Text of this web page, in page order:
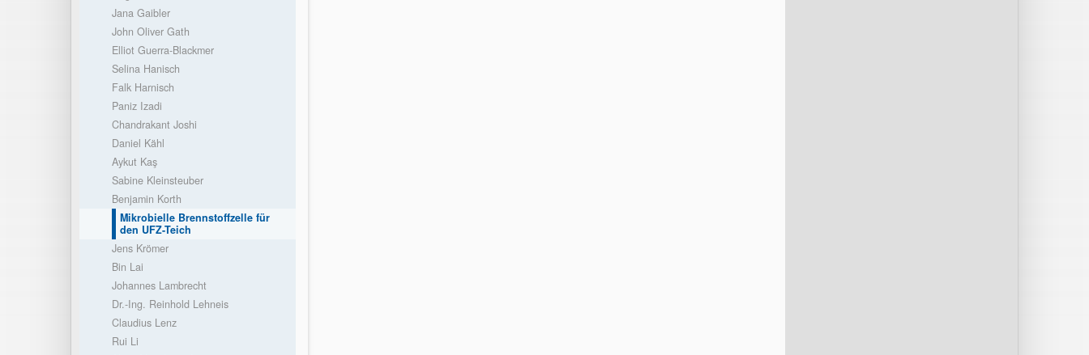
Jana Gaibler
John Oliver Gath
Elliot Guerra-Blackmer
Selina Hanisch
Falk Harnisch
Paniz Izadi
Chandrakant Joshi
Daniel Kähl
Aykut Kaş
Sabine Kleinsteuber
Benjamin Korth
Mikrobielle Brennstoffzelle für
den UFZ-Teich
Jens Krömer
Bin Lai
Johannes Lambrecht
Dr.-Ing. Reinhold Lehneis
Claudius Lenz
Rui Li